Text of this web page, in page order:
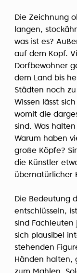
Die Zeichnung
langen,
was ist es?
auf dem Kopf.
Dorfbewohner
dem Land bis
Städten noch
Wissen lässt
womit die
sind. Was
Warum haben
große Köpfe?
die Künstler
übernatürlicher
Die Bedeutung
entschlüsseln,
sind Fachleuten
sich plausibel
stehenden
Händen halten,